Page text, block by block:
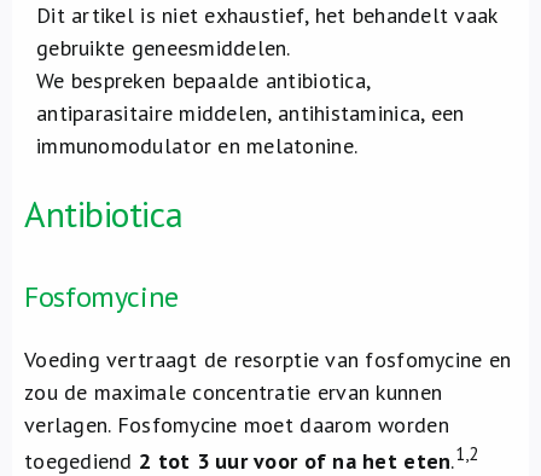
Dit artikel is niet exhaustief, het behandelt vaak
gebruikte geneesmiddelen.
We bespreken bepaalde antibiotica,
antiparasitaire middelen, antihistaminica, een
immunomodulator en melatonine.
Antibiotica
Fosfomycine
Voeding vertraagt de resorptie van fosfomycine en
zou de maximale concentratie ervan kunnen
verlagen. Fosfomycine moet daarom worden
toegediend 2 tot 3 uur voor of na het eten.1,2